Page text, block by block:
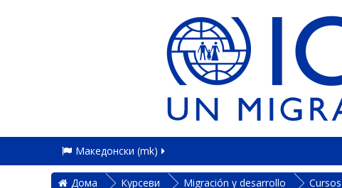
Македонски ‎(mk)‎
Дома Курсеви Migración y desarrollo Cursos